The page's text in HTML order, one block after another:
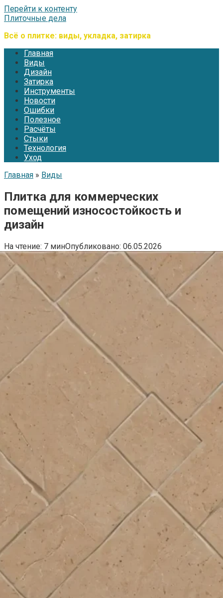
Перейти к контенту
Плиточные дела
Всё о плитке: виды, укладка, затирка
Главная
Виды
Дизайн
Затирка
Инструменты
Новости
Ошибки
Полезное
Расчёты
Стыки
Технология
Уход
Главная » Виды
Плитка для коммерческих
помещений износостойкость и
дизайн
На чтение: 7 минОпубликовано: 06.05.2026